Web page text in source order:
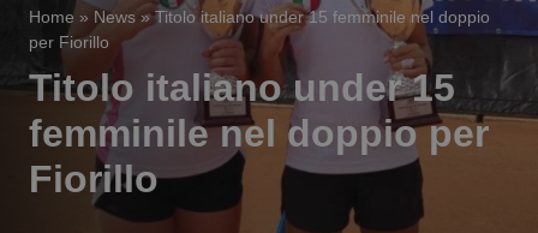
Home » News »Titolo italiano under 15 femminile nel doppio
per Fiorillo
Titolo italiano under 15
femminile nel doppio per
Fiorillo